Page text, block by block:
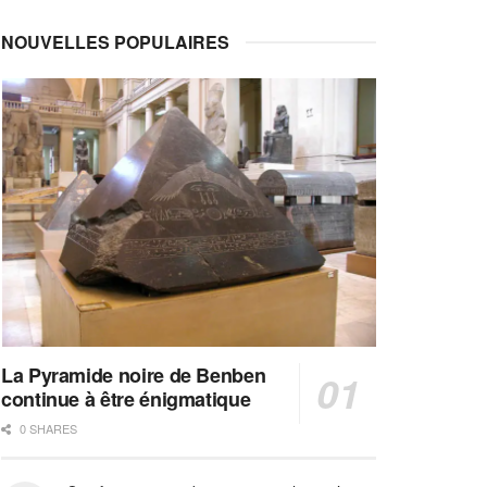
NOUVELLES POPULAIRES
La Pyramide noire de Benben
continue à être énigmatique
0 SHARES